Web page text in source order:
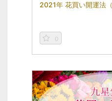
2021年 花買い開運法（
0